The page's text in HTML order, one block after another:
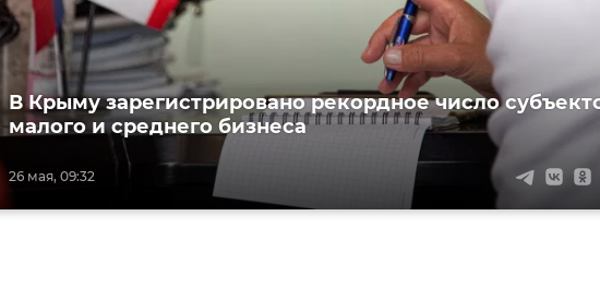
26 мая, 09:32
В Крыму зарегистрировано рекордное число
малого и среднего бизнеса